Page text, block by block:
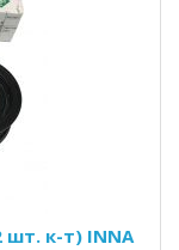
шт. к-т) INNA